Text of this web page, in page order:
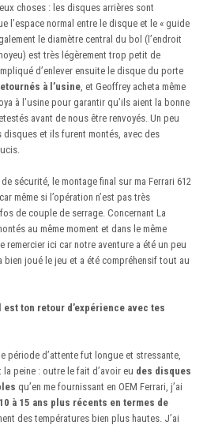
choses : les disques arrières sont
l’espace normal entre le disque et le « guide
le diamètre central du bol (l’endroit
est très légèrement trop petit de
d’enlever ensuite le disque du porte
à l’usine , et Geoffrey acheta même
à l’usine pour garantir qu’ils aient la bonne
avant de nous être renvoyés. Un peu
et ils furent montés, avec des
sécurité, le montage final sur ma Ferrari 612
même si l’opération n’est pas très
de couple de serrage. Concernant La
au même moment et dans le même
remercier ici car notre aventure a été un peu
bien joué le jeu et a été compréhensif tout au
est ton retour d’expérience avec tes
période d’attente fut longue et stressante,
peine : outre le fait d’avoir eu des disques
qu’en me fournissant en OEM Ferrari, j’ai
à 15 ans plus récents en termes de
des températures bien plus hautes. J’ai